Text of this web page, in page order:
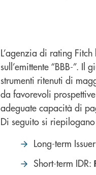
L’agenzia di rating
sull’emittente “BBB-”.
strumenti ritenuti di
da favorevoli
adeguate capacità di
Di seguito si
Long-term
Short-term IDR: